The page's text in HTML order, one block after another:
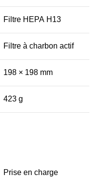
Filtre HEPA H13
Filtre à charbon actif
198 × 198 mm
423 g
Prise en charge